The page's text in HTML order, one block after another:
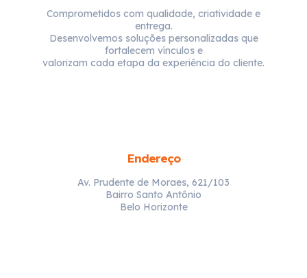
Comprometidos com qualidade, criatividade e
entrega.
Desenvolvemos soluções personalizadas que
fortalecem vínculos e
valorizam cada etapa da experiência do cliente.
Endereço
Av. Prudente de Moraes, 621/103
Bairro Santo Antônio
Belo Horizonte